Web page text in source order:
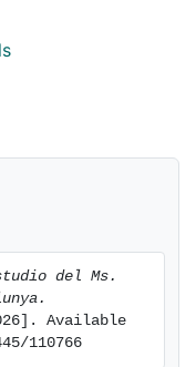
del Ms.
Available
110766